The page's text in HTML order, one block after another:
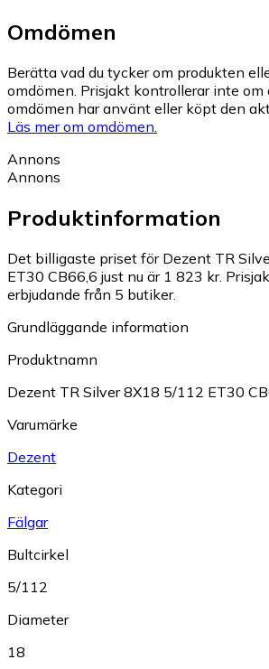
Omdömen
Berätta vad du tycker om produkten
omdömen. Prisjakt kontrollerar inte om
omdömen har använt eller köpt den
Läs mer om omdömen.
Annons
Annons
Produktinformation
Det billigaste priset för Dezent TR
ET30 CB66,6 just nu är 1 823 kr.
erbjudande från 5 butiker.
Grundläggande information
Produktnamn
Dezent TR Silver 8X18 5/112 ET30
Varumärke
Dezent
Kategori
Fälgar
Bultcirkel
5/112
Diameter
18